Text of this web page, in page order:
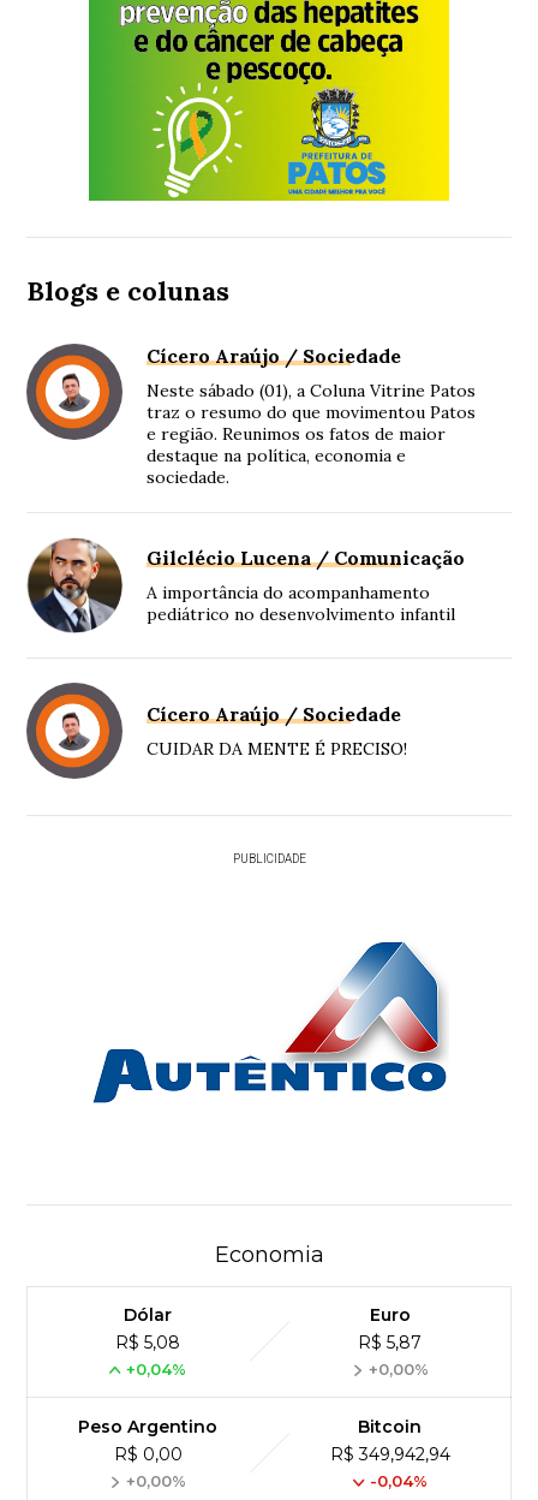
Blogs e colunas
Cícero Araújo / Sociedade
Neste sábado (01), a Coluna Vitrine Patos
traz o resumo do que movimentou Patos
e região. Reunimos os fatos de maior
destaque na política, economia e
sociedade.
Gilclécio Lucena / Comunicação
A importância do acompanhamento
pediátrico no desenvolvimento infantil
Cícero Araújo / Sociedade
CUIDAR DA MENTE É PRECISO!
PUBLICIDADE
Economia
Dólar
R$ 5,08
+0,04%
Euro
R$ 5,87
+0,00%
Peso Argentino
R$ 0,00
+0,00%
Bitcoin
R$ 349,942,94
-0,04%